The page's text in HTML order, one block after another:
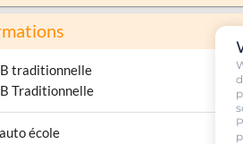
B traditionnelle
Traditionnelle
école